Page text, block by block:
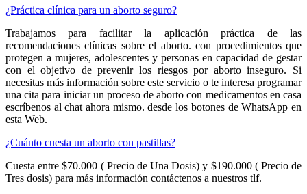
¿Práctica clínica para un aborto seguro?
Trabajamos para facilitar la aplicación práctica de las
recomendaciones clínicas sobre el aborto. con procedimientos que
protegen a mujeres, adolescentes y personas en capacidad de gestar
con el objetivo de prevenir los riesgos por aborto inseguro. Si
necesitas más información sobre este servicio o te interesa programar
una cita para iniciar un proceso de aborto con medicamentos en casa
escríbenos al chat ahora mismo. desde los botones de WhatsApp en
esta Web.
¿Cuánto cuesta un aborto con pastillas?
Cuesta entre $70.000 ( Precio de Una Dosis) y $190.000 ( Precio de
Tres dosis) para más información contáctenos a nuestros tlf.